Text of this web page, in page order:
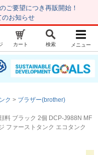
ご要望につき再販開始！
のお知らせ
マイページ
お気に入り
レビュー履歴
カート 検索 メニュー
ク
ブラザー(brother)
料 ブラック 2個 DCP-J988N MF
ファーストタンク エコタンク